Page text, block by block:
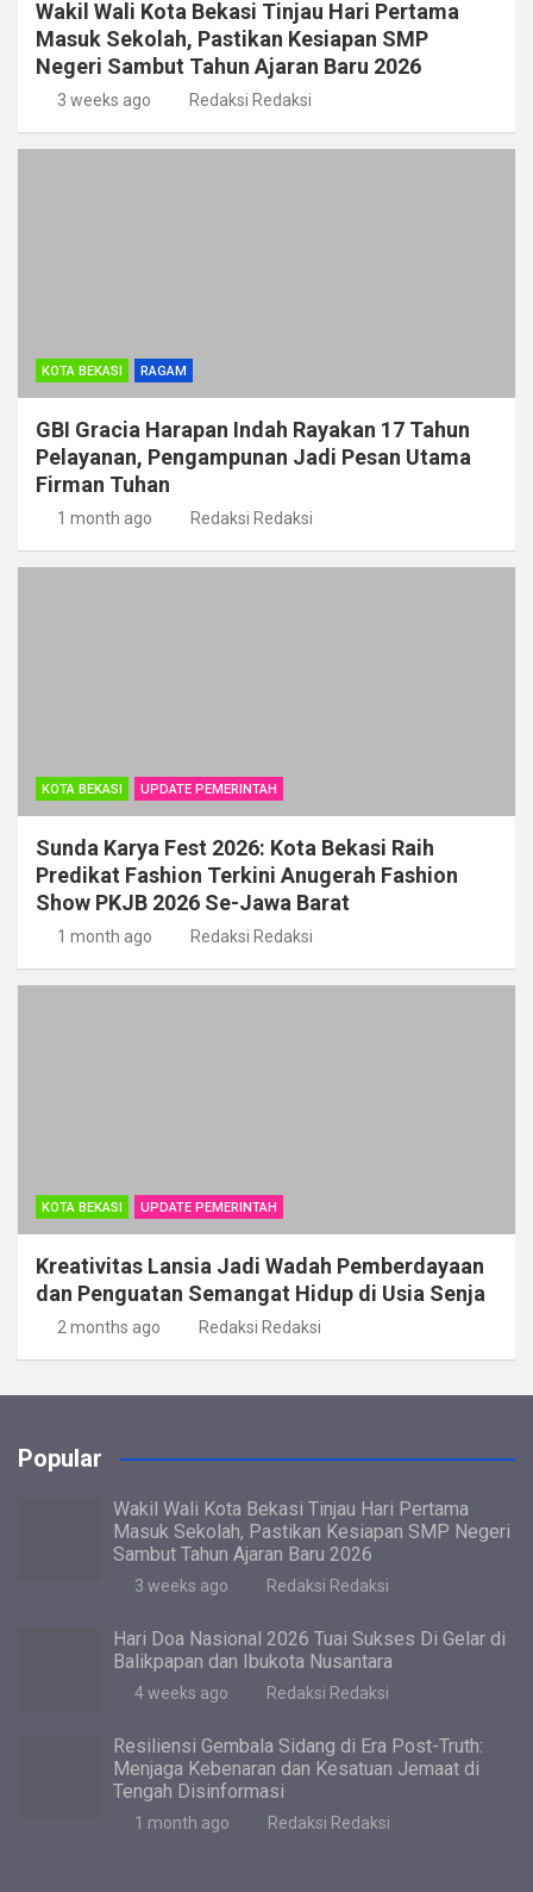
Wakil Wali Kota Bekasi Tinjau Hari Pertama
Masuk Sekolah, Pastikan Kesiapan SMP
Negeri Sambut Tahun Ajaran Baru 2026
3 weeks ago Redaksi Redaksi
KOTA BEKASI RAGAM
GBI Gracia Harapan Indah Rayakan 17 Tahun
Pelayanan, Pengampunan Jadi Pesan Utama
Firman Tuhan
1 month ago Redaksi Redaksi
KOTA BEKASI UPDATE PEMERINTAH
Sunda Karya Fest 2026: Kota Bekasi Raih
Predikat Fashion Terkini Anugerah Fashion
Show PKJB 2026 Se-Jawa Barat
1 month ago Redaksi Redaksi
KOTA BEKASI UPDATE PEMERINTAH
Kreativitas Lansia Jadi Wadah Pemberdayaan
dan Penguatan Semangat Hidup di Usia Senja
2 months ago Redaksi Redaksi
Popular
Wakil Wali Kota Bekasi Tinjau Hari Pertama
Masuk Sekolah, Pastikan Kesiapan SMP Negeri
Sambut Tahun Ajaran Baru 2026
3 weeks ago Redaksi Redaksi
Hari Doa Nasional 2026 Tuai Sukses Di Gelar di
Balikpapan dan Ibukota Nusantara
4 weeks ago Redaksi Redaksi
Resiliensi Gembala Sidang di Era Post-Truth:
Menjaga Kebenaran dan Kesatuan Jemaat di
Tengah Disinformasi
1 month ago Redaksi Redaksi